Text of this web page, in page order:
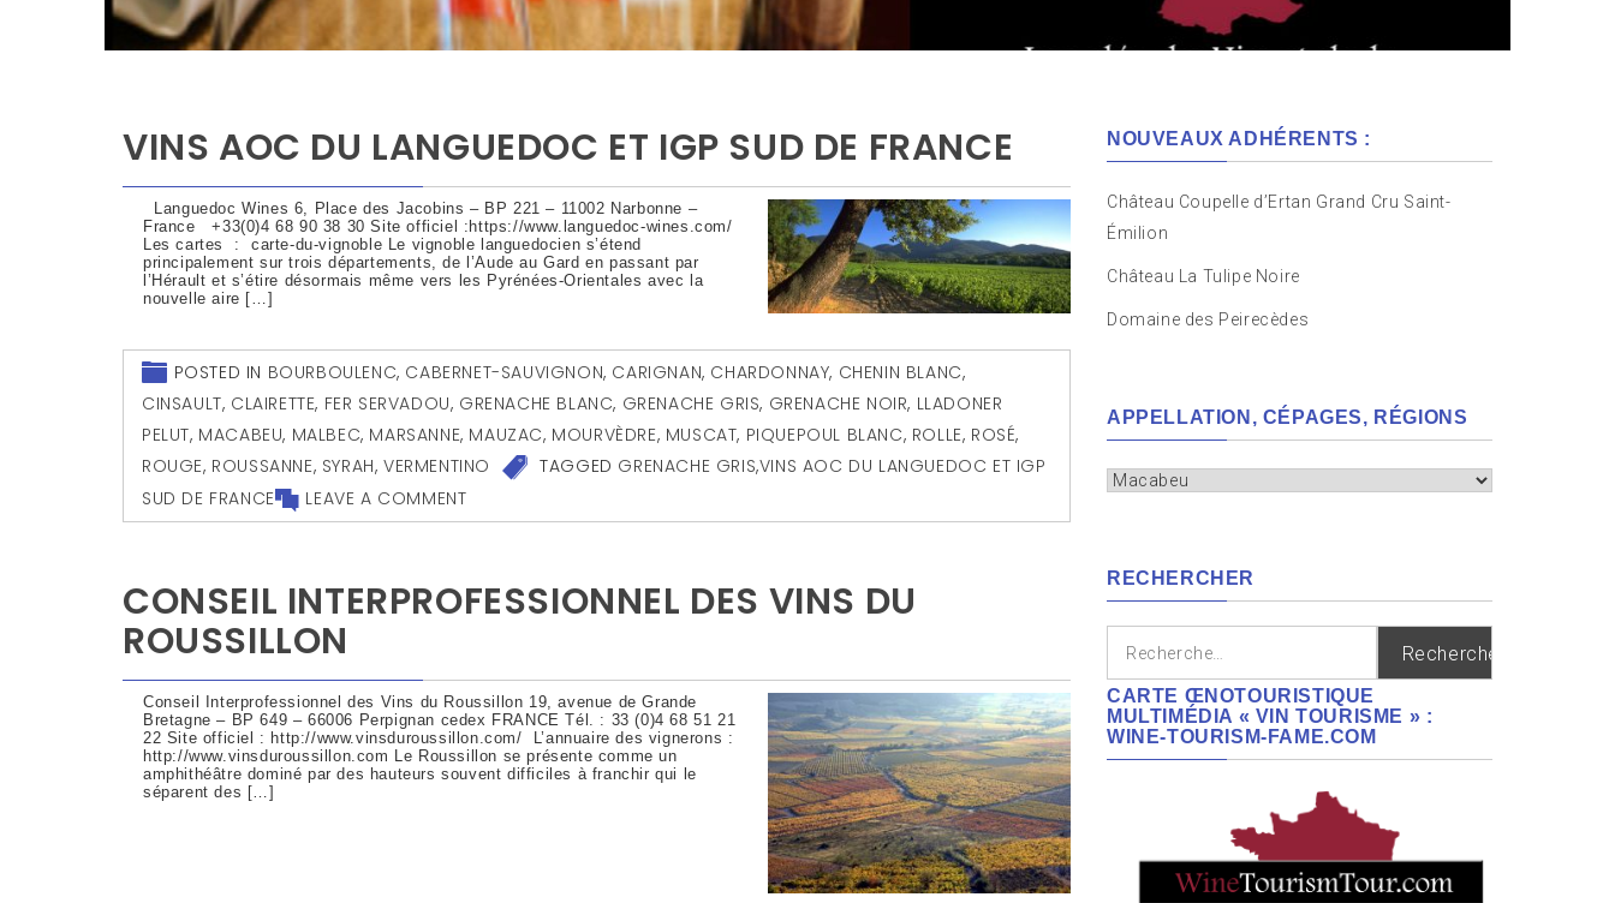
VINS AOC DU LANGUEDOC ET IGP SUD DE FRANCE
Languedoc Wines 6, Place des Jacobins – BP 221 – 11002 Narbonne –
France +33(0)4 68 90 38 30 Site officiel :https://www.languedoc-wines.com/
Les cartes : carte-du-vignoble Le vignoble languedocien s’étend
principalement sur trois départements, de l’Aude au Gard en passant par
l’Hérault et s’étire désormais même vers les Pyrénées-Orientales avec la
nouvelle aire […]
POSTED IN BOURBOULENC, CABERNET-SAUVIGNON, CARIGNAN, CHARDONNAY, CHENIN BLANC,
CINSAULT, CLAIRETTE, FER SERVADOU, GRENACHE BLANC, GRENACHE GRIS, GRENACHE NOIR, LLADONER
PELUT, MACABEU, MALBEC, MARSANNE, MAUZAC, MOURVÈDRE, MUSCAT, PIQUEPOUL BLANC, ROLLE, ROSÉ,
ROUGE, ROUSSANNE, SYRAH,VERMENTINO TAGGED GRENACHE GRIS,VINS AOC DU LANGUEDOC ET IGP
SUD DE FRANCE
LEAVE A COMMENT
CONSEIL INTERPROFESSIONNEL DES VINS DU
ROUSSILLON
Conseil Interprofessionnel des Vins du Roussillon 19, avenue de Grande
Bretagne – BP 649 – 66006 Perpignan cedex FRANCE Tél. : 33 (0)4 68 51 21
22 Site officiel : http://www.vinsduroussillon.com/ L’annuaire des vignerons :
http://www.vinsduroussillon.com Le Roussillon se présente comme un
amphithéâtre dominé par des hauteurs souvent difficiles à franchir qui le
séparent des […]
NOUVEAUX ADHÉRENTS :
Château Coupelle d’Ertan Grand Cru Saint-
Émilion
Château La Tulipe Noire
Domaine des Peirecèdes
APPELLATION, CÉPAGES, RÉGIONS
Appellation,
RECHERCHER
CARTE ŒNOTOURISTIQUE
MULTIMÉDIA « VIN TOURISME » :
WINE-TOURISM-FAME.COM